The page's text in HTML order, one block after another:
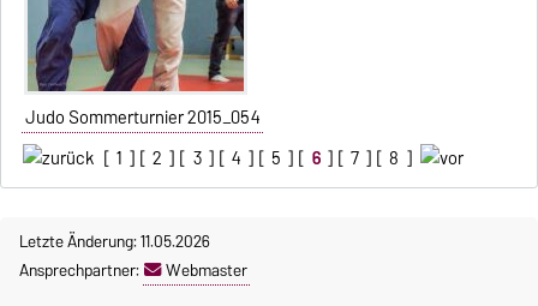
Judo Sommerturnier 2015_054
[ 1 ] [ 2 ] [ 3 ] [ 4 ] [ 5 ] [ 6 ] [ 7 ] [ 8 ]
Letzte Änderung: 11.05.2026
Ansprechpartner:
Webmaster